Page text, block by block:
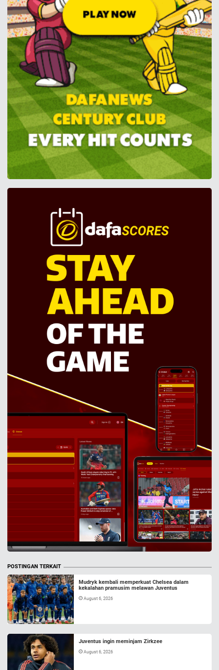
POSTINGAN TERKAIT
Mudryk kembali memperkuat Chelsea dalam
kekalahan pramusim melawan Juventus
August 6, 2026
Juventus ingin meminjam Zirkzee
August 6, 2026